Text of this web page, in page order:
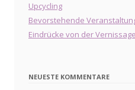
Upcycling
Bevorstehende
Eindrücke von der
NEUESTE KOMMENTARE